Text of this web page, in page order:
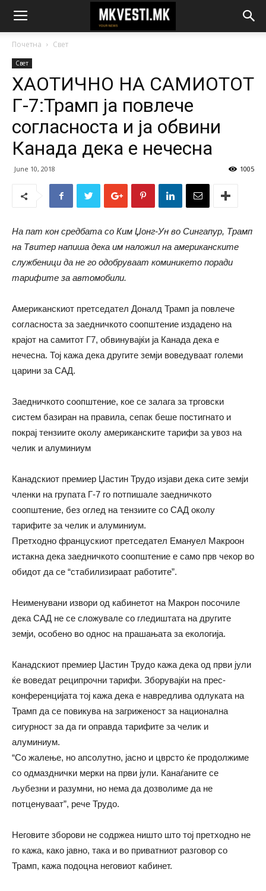
Почетна Свет
Свет
ХАОТИЧНО НА САМИОТОТ
Г-7:Трамп ја повлече
согласноста и ја обвини
Канада дека е нечесна
June 10, 2018 1005
На пат кон средбата со Ким Џонг-Ун во Сингапур, Трамп
на Твитер напиша дека им наложил на американските
службеници да не го одобруваат коминикето поради
тарифите за автомобили.
Американскиот претседател Доналд Трамп ја повлече
согласноста за заедничкото соопштение издадено на
крајот на самитот Г7, обвинувајќи ја Канада дека е
нечесна. Тој кажа дека другите земји воведуваат големи
царини за САД.
Заедничкото соопштение, кое се залага за трговски
систем базиран на правила, сепак беше постигнато и
покрај тензиите околу американските тарифи за увоз на
челик и алуминиум
Канадскиот премиер Џастин Трудо изјави дека сите земји
членки на групата Г-7 го потпишале заедничкото
соопштение, без оглед на тензиите со САД околу
тарифите за челик и алуминиум.
Претходно францускиот претседател Емануел Макроон
истакна дека заедничкото соопштение е само прв чекор во
обидот да се “стабилизираат работите”.
Неименувани извори од кабинетот на Макрон посочиле
дека САД не се сложувале со гледиштата на другите
земји, особено во однос на прашањата за екологија.
Канадскиот премиер Џастин Трудо кажа дека од први јули
ќе воведат реципрочни тарифи. Зборувајќи на прес-
конференцијата тој кажа дека е навредлива одлуката на
Трамп да се повикува на загриженост за национална
сигурност за да ги оправда тарифите за челик и
алуминиум.
“Со жалење, но апсолутно, јасно и цврсто ќе продолжиме
со одмазднички мерки на први јули. Канаѓаните се
љубезни и разумни, но нема да дозволиме да не
потценуваат”, рече Трудо.
Неговите зборови не содржеа ништо што тој претходно не
го кажа, како јавно, така и во приватниот разговор со
Трамп, кажа подоцна неговиот кабинет.